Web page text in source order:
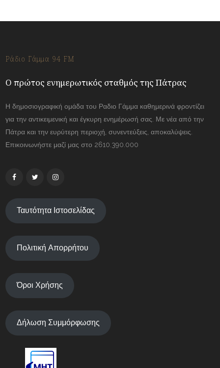
Ράδιο Γάμμα 94 FM
Ο πρώτος ενημερωτικός σταθμός της Πάτρας
Η δημοσιογραφική ομάδα του Ραδιο Γάμμα καθημερινά φροντίζει
για την αντικειμενική και έγκυρη ενημέρωσή σας. Με νέα από την
Πάτρα και την ευρύτερη περιοχή, συνεντεύξεις, αποκαλύψεις.
Επικοινωνήστε μαζί μας στο 2610.390.000
Ταυτότητα Ιστοσελίδας
Πολιτική Απορρήτου
Όροι Χρήσης
Δήλωση Συμμόρφωσης